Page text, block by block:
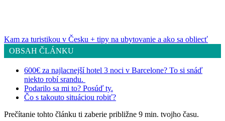
Kam za turistikou v Česku + tipy na ubytovanie a ako sa obliecť
OBSAH ČLÁNKU
600€ za najlacnejší hotel 3 noci v Barcelone? To si snáď
niekto robí srandu.
Podarilo sa mi to? Posúď ty.
Čo s takouto situáciou robiť?
Prečítanie tohto článku ti zaberie približne 9 min. tvojho času.